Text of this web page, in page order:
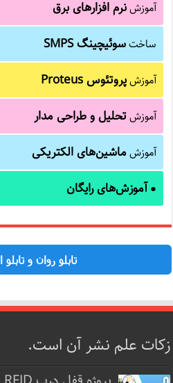
آموزشنرم افزارهای برق
ساختسوئیچینگ SMPS
آموزشپروتئوس Proteus
آموزشتحلیل و طراحی مدار
آموزشماشین‌های الکتریکی
● آموزش‌های رایگان
تابلو روان و
زکات علم نشر آن است.